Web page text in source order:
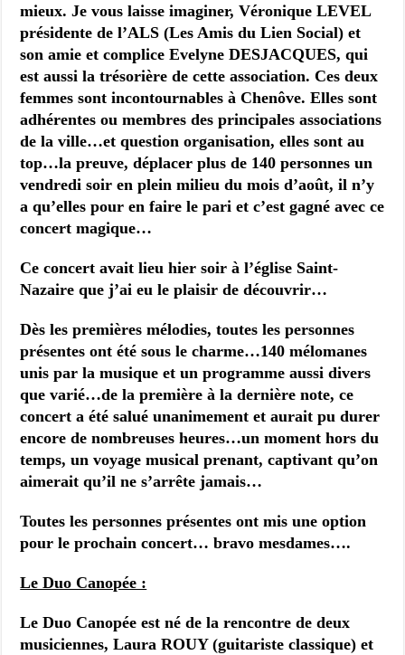
mieux. Je vous laisse imaginer, Véronique LEVEL
présidente de l’ALS (Les Amis du Lien Social) et
son amie et complice Evelyne DESJACQUES, qui
est aussi la trésorière de cette association. Ces deux
femmes sont incontournables à Chenôve. Elles sont
adhérentes ou membres des principales associations
de la ville…et question organisation, elles sont au
top…la preuve, déplacer plus de 140 personnes un
vendredi soir en plein milieu du mois d’août, il n’y
a qu’elles pour en faire le pari et c’est gagné avec ce
concert magique…
Ce concert avait lieu hier soir à l’église Saint-
Nazaire que j’ai eu le plaisir de découvrir…
Dès les premières mélodies, toutes les personnes
présentes ont été sous le charme…140 mélomanes
unis par la musique et un programme aussi divers
que varié…de la première à la dernière note, ce
concert a été salué unanimement et aurait pu durer
encore de nombreuses heures…un moment hors du
temps, un voyage musical prenant, captivant qu’on
aimerait qu’il ne s’arrête jamais…
Toutes les personnes présentes ont mis une option
pour le prochain concert… bravo mesdames….
Le Duo Canopée :
Le Duo Canopée est né de la rencontre de deux
musiciennes, Laura ROUY (guitariste classique) et